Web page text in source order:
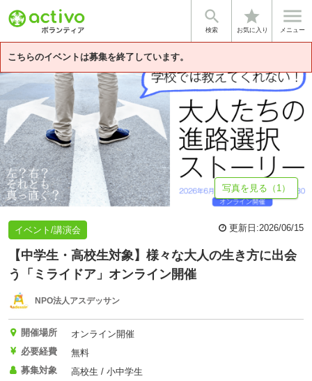

検索
star
お気に入り

メニュー
こちらのイベントは募集を終了しています。
基本情報 募集詳細 法人情報
写真を見る（1）
イベント/講演会 更新日:2026/06/15
【中学生・高校生対象】様々な大人の生き方に出会
う「ミライドア」オンライン開催
NPO法人アスデッサン
開催場所
オンライン開催
必要経費
無料
募集対象
高校生 / 小中学生